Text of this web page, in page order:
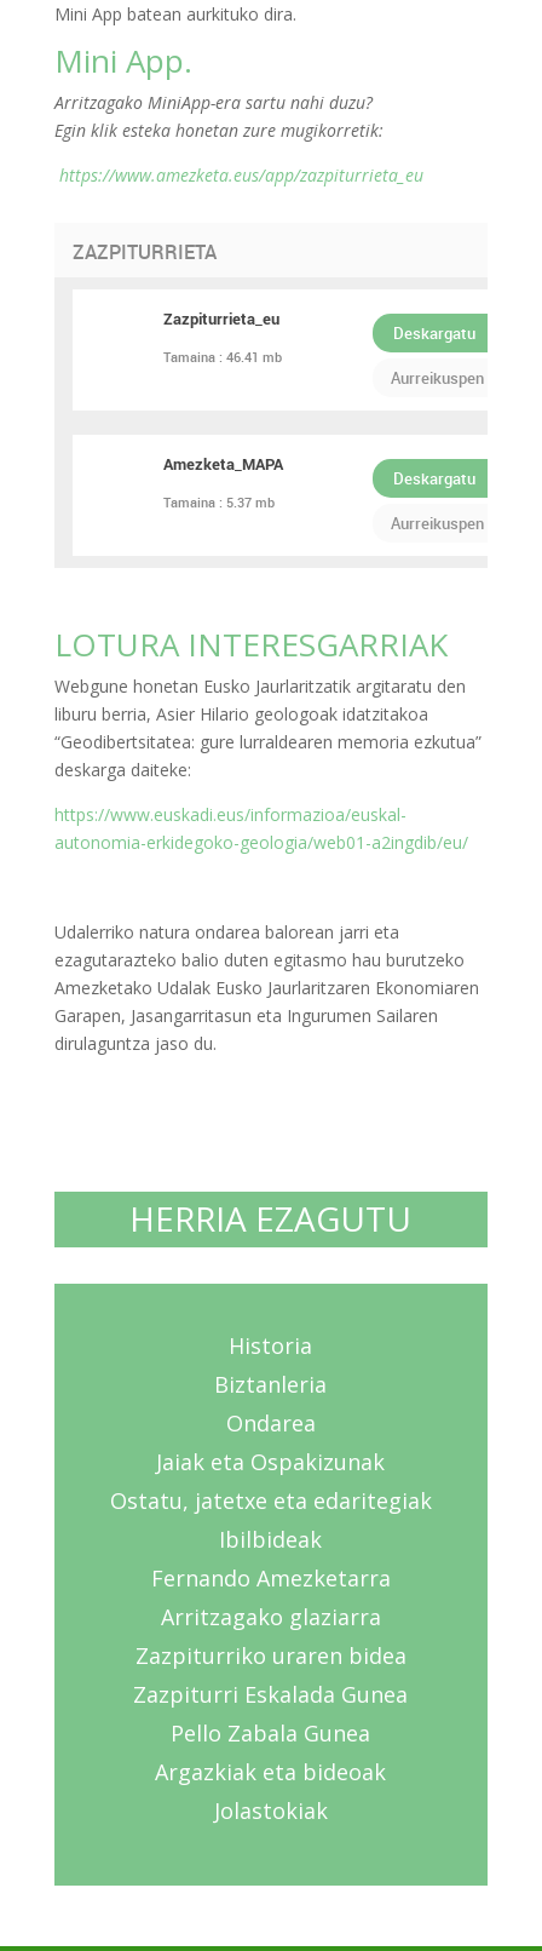
Mini App batean aurkituko dira.
Mini App.
Arritzagako MiniApp-era sartu nahi duzu?
Egin klik esteka honetan zure mugikorretik:
https://www.amezketa.eus/app/zazpiturrieta_eu
ZAZPITURRIETA
Zazpiturrieta_eu
Tamaina : 46.41 mb
Deskargatu
Aurreikuspen
Amezketa_MAPA
Tamaina : 5.37 mb
Deskargatu
Aurreikuspen
LOTURA INTERESGARRIAK
Webgune honetan Eusko Jaurlaritzatik argitaratu den
liburu berria, Asier Hilario geologoak idatzitakoa
“Geodibertsitatea: gure lurraldearen memoria ezkutua”
deskarga daiteke:
https://www.euskadi.eus/informazioa/euskal-
autonomia-erkidegoko-geologia/web01-a2ingdib/eu/
Udalerriko natura ondarea balorean jarri eta
ezagutarazteko balio duten egitasmo hau burutzeko
Amezketako Udalak Eusko Jaurlaritzaren Ekonomiaren
Garapen, Jasangarritasun eta Ingurumen Sailaren
dirulaguntza jaso du.
HERRIA EZAGUTU
Historia
Biztanleria
Ondarea
Jaiak eta Ospakizunak
Ostatu, jatetxe eta edaritegiak
Ibilbideak
Fernando Amezketarra
Arritzagako glaziarra
Zazpiturriko uraren bidea
Zazpiturri Eskalada Gunea
Pello Zabala Gunea
Argazkiak eta bideoak
Jolastokiak